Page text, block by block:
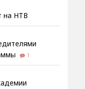
на НТВ
1